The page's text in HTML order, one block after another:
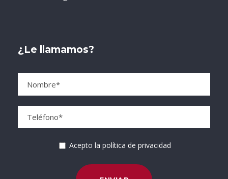
¿Le llamamos?
Acepto la política de privacidad